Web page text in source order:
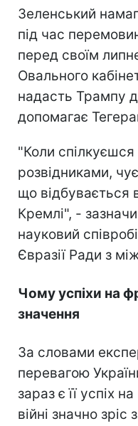
Зеленський
під час
перед своїм
Овального
надасть Трампу
допомагає
"Коли спілкуєшся
розвідниками,
що відбувається
Кремлі", -
науковий
Євразії Ради з
Чому успіхи на
значення
За словами
перевагою
зараз є її успіх
війні значно